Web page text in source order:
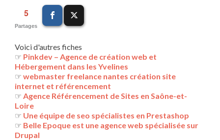
5
Partages
Voici d'autres fiches
☞ Pinkdev – Agence de création web et
Hébergement dans les Yvelines
☞ webmaster freelance nantes création site
internet et référencement
☞ Agence Référencement de Sites en Saône-et-
Loire
☞ Une équipe de seo spécialistes en Prestashop
☞ Belle Epoque est une agence web spécialisée sur
Drupal